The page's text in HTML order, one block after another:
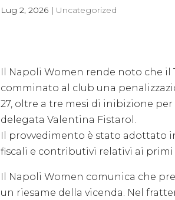
Lug 2, 2026| Uncategorized
Il Napoli Women rende noto che il
comminato al club una
27, oltre a tre mesi di inibizione
delegata Valentina Fistarol.
Il provvedimento è stato adottato
fiscali e contributivi relativi ai primi
Il Napoli Women comunica che
un riesame della vicenda. Nel